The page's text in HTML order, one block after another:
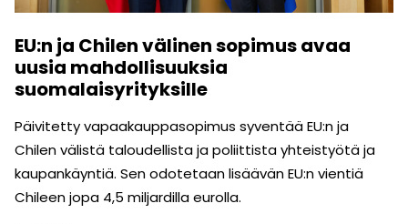
EU:n ja Chilen välinen sopimus avaa
uusia mahdollisuuksia
suomalaisyrityksille
Päivitetty vapaakauppasopimus syventää EU:n ja
Chilen välistä taloudellista ja poliittista yhteistyötä ja
kaupankäyntiä. Sen odotetaan lisäävän EU:n vientiä
Chileen jopa 4,5 miljardilla eurolla.